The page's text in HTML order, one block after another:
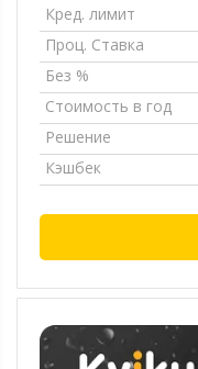
Кред. лимит
Проц. Ставка
Без %
Стоимость в год
Решение
Кэшбек